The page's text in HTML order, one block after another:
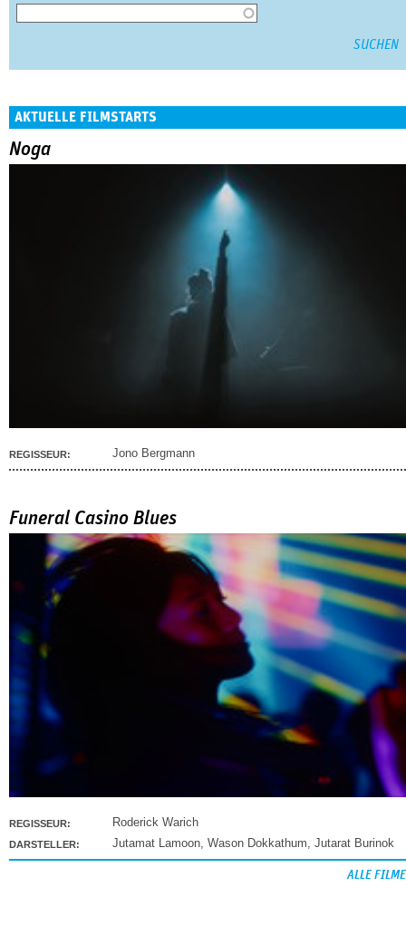
AKTUELLE FILMSTARTS
Noga
REGISSEUR: Jono Bergmann
Funeral Casino Blues
REGISSEUR: Roderick Warich
DARSTELLER: Jutamat Lamoon, Wason Dokkathum, Jutarat Burinok
ALLE FILME